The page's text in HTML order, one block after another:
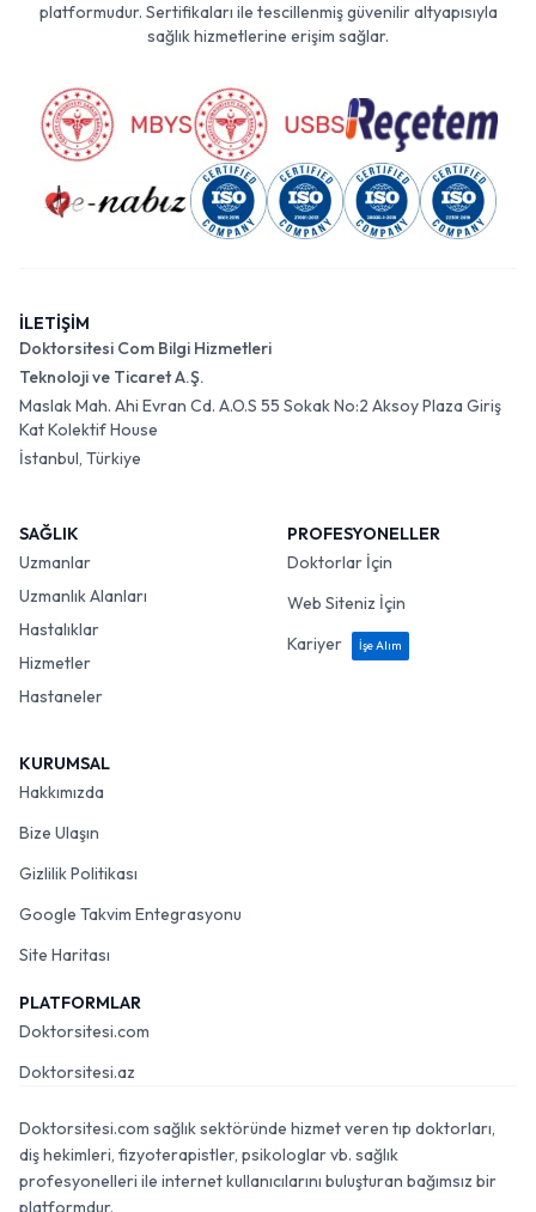
platformudur. Sertifikaları ile tescillenmiş güvenilir altyapısıyla
sağlık hizmetlerine erişim sağlar.
İLETİŞİM
Doktorsitesi Com Bilgi Hizmetleri
Teknoloji ve Ticaret A.Ş.
Maslak Mah. Ahi Evran Cd. A.O.S 55 Sokak No:2 Aksoy Plaza Giriş
Kat Kolektif House
İstanbul, Türkiye
SAĞLIK
Uzmanlar
Uzmanlık Alanları
Hastalıklar
Hizmetler
Hastaneler
PROFESYONELLER
Doktorlar İçin
Web Siteniz İçin
Kariyer
İşe Alım
KURUMSAL
Hakkımızda
Bize Ulaşın
Gizlilik Politikası
Google Takvim Entegrasyonu
Site Haritası
PLATFORMLAR
Doktorsitesi.com
Doktorsitesi.az
Doktorsitesi.com sağlık sektöründe hizmet veren tıp doktorları,
diş hekimleri, fizyoterapistler, psikologlar vb. sağlık
profesyonelleri ile internet kullanıcılarını buluşturan bağımsız bir
platformdur.